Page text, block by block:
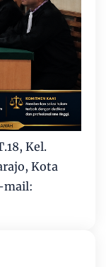
Kel.
Kota
mail: